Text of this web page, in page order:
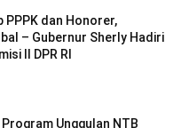
PPPK dan Honorer,
– Gubernur Sherly Hadiri
II DPR RI
Program Unggulan NTB